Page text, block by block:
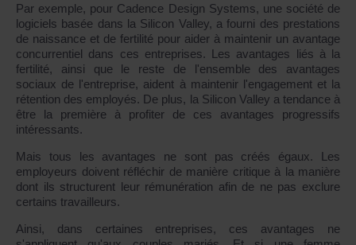
Par exemple, pour Cadence Design Systems, une société de
logiciels basée dans la Silicon Valley, a fourni des prestations
de naissance et de fertilité pour aider à maintenir un avantage
concurrentiel dans ces entreprises. Les avantages liés à la
fertilité, ainsi que le reste de l'ensemble des avantages
sociaux de l'entreprise, aident à maintenir l'engagement et la
rétention des employés. De plus, la Silicon Valley a tendance à
être la première à profiter de ces avantages progressifs
intéressants.
Mais tous les avantages ne sont pas créés égaux. Les
employeurs doivent réfléchir de manière critique à la manière
dont ils structurent leur rémunération afin de ne pas exclure
certains travailleurs.
Ainsi, dans certaines entreprises, ces avantages ne